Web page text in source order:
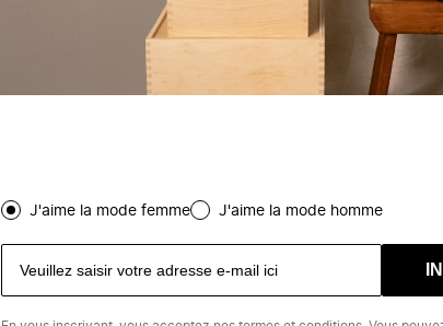
J'aime la mode femme J'aime la mode homme